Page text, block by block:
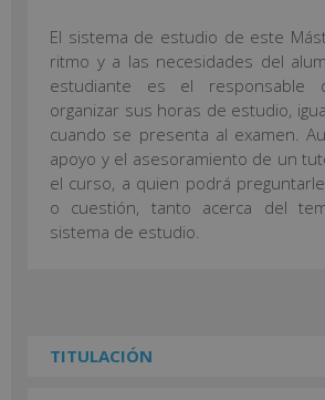
El sistema de estudio de este
ritmo y a las necesidades del
estudiante es el responsable
organizar sus horas de estudio,
cuando se presenta al examen.
apoyo y el asesoramiento de un
el curso, a quien podrá
o cuestión, tanto acerca del
sistema de estudio.
TITULACIÓN